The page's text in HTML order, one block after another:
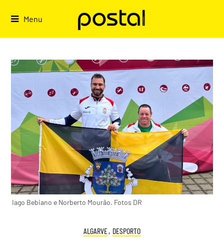
Menu
Iago Bebiano e Norberto Mourão. Fotos DR
ALGARVE, DESPORTO